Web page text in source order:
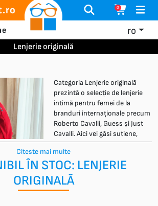
0
ro
Lenjerie originală
Categoria Lenjerie originală
prezintă o selecție de lenjerie
intimă pentru femei de la
branduri internaționale precum
Roberto Cavalli, Guess și Just
Cavalli. Aici vei găsi sutiene,
bikini, topuri și chiloți, create
pentru femeile care caută
confort, stil și o notă de lux în
fiecare zi.
Pe BrandsOutlet.ro oferim
Citeste mai multe
ÎN STOC: LENJERIE
ORIGINALĂ